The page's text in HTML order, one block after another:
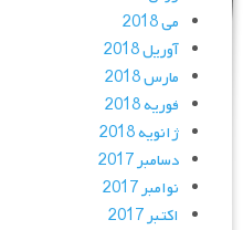
می 2018
آوریل 2018
مارس 2018
فوریه 2018
ژانویه 2018
دسامبر 2017
نوامبر 2017
اکتبر 2017